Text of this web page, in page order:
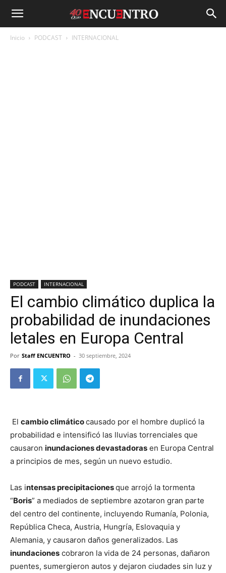
Inicio PODCAST INTERNACIONAL
PODCAST INTERNACIONAL
El cambio climático duplica la
probabilidad de inundaciones
letales en Europa Central
Por Staff ENCUENTRO - 30 septiembre, 2024
El cambio climáticocausado por el hombre duplicó la
probabilidad e intensificó las lluvias torrenciales que
causaron inundaciones devastadoras en Europa Central
a principios de mes, según un nuevo estudio.
Las intensas precipitacionesque arrojó la tormenta
“Boris” a mediados de septiembre azotaron gran parte
del centro del continente, incluyendo Rumanía, Polonia,
República Checa, Austria, Hungría, Eslovaquia y
Alemania, y causaron daños generalizados. Las
inundaciones cobraron la vida de 24 personas, dañaron
puentes, sumergieron autos y dejaron ciudades sin luz y